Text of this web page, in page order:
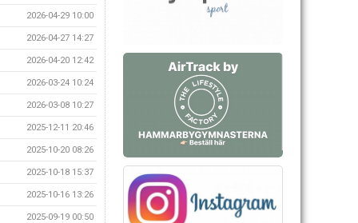
2026-04-29 10:00
2026-04-27 14:27
2026-04-20 12:42
2026-03-24 10:24
2026-03-08 10:27
2025-12-11 20:46
2025-10-20 08:26
2025-10-18 15:37
2025-10-16 13:26
2025-09-19 00:50